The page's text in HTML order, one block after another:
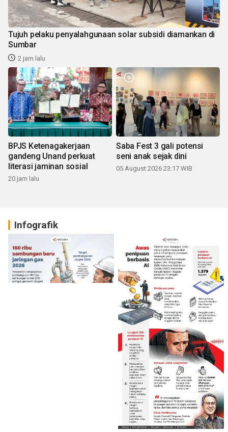
Tujuh pelaku penyalahgunaan solar subsidi diamankan di
Sumbar
2 jam lalu
BPJS Ketenagakerjaan
gandeng Unand perkuat
literasi jaminan sosial
20 jam lalu
Saba Fest 3 gali potensi
seni anak sejak dini
05 August 2026 23:17 WIB
Infografik